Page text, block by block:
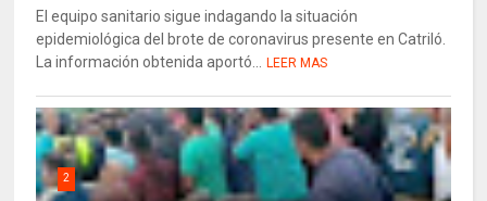
El equipo sanitario sigue indagando la situación
epidemiológica del brote de coronavirus presente en Catriló.
La información obtenida aportó...
LEER MAS
2